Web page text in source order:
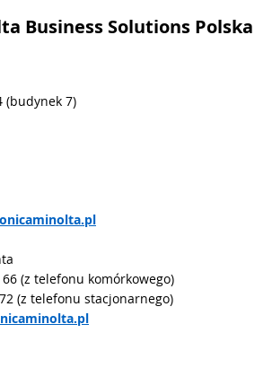
Business Solutions Polska
(budynek 7)
(z telefonu komórkowego)
(z telefonu stacjonarnego)